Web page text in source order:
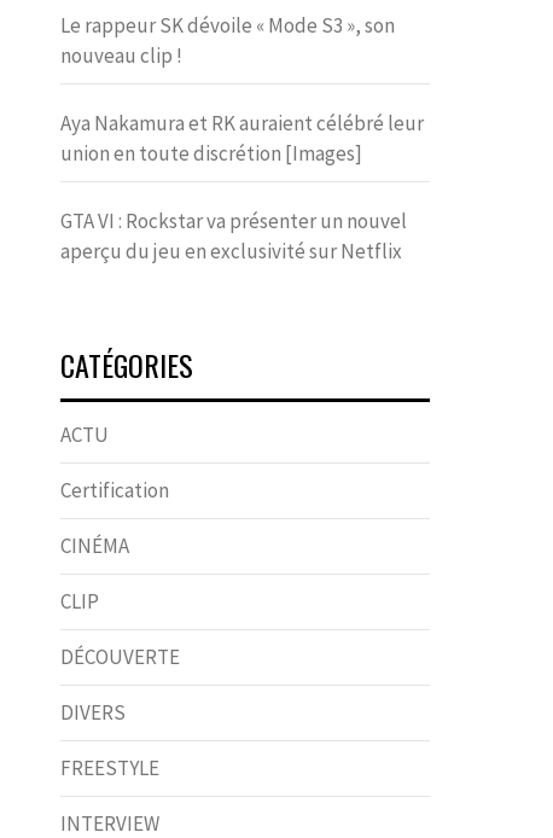
Le rappeur SK dévoile « Mode S3 », son
nouveau clip !
Aya Nakamura et RK auraient célébré leur
union en toute discrétion [Images]
GTA VI : Rockstar va présenter un nouvel
aperçu du jeu en exclusivité sur Netflix
CATÉGORIES
ACTU
Certification
CINÉMA
CLIP
DÉCOUVERTE
DIVERS
FREESTYLE
INTERVIEW